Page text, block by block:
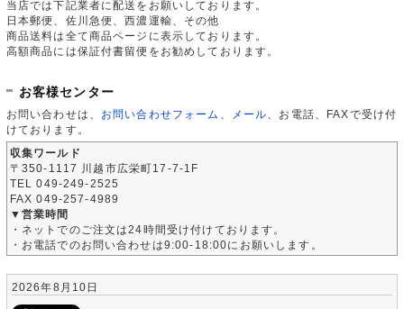
当店では下記業者に配送をお願いしております。
日本郵便、佐川急便、西濃運輸、その他
商品送料は全て商品ページに表示しております。
高額商品には保証付書留便をお勧めしております。
お客様センター
お問い合わせは、 お問い合わせフォーム メール 、お電話、FAXで受け付
けております。
収集ワールド
〒350-1117 川越市広栄町17-7-1F
TEL 049-249-2525
FAX 049-257-4989
▼営業時間
・ネットでのご注文は24時間受け付けております。
・お電話でのお問い合わせは9:00-18:00にお願いします。
2026年8月10日